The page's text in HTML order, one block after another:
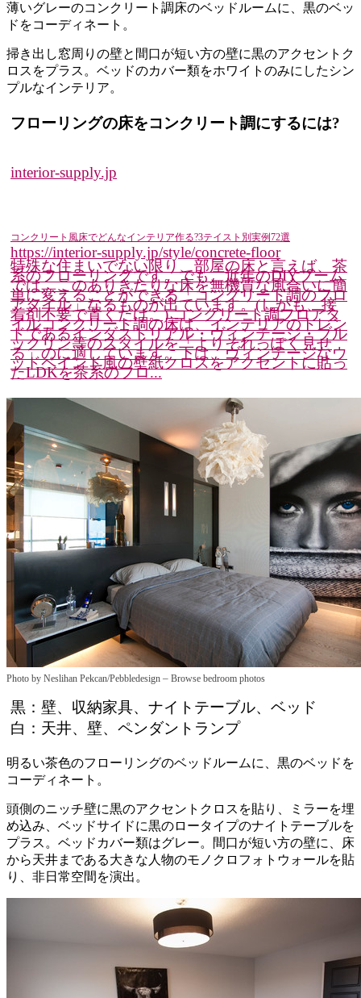
薄いグレーのコンクリート調床のベッドルームに、黒のベッ
ドをコーディネート。
掃き出し窓周りの壁と間口が短い方の壁に黒のアクセントク
ロスをプラス。ベッドのカバー類をホワイトのみにしたシン
プルなインテリア。
フローリングの床をコンクリート調にするには?
interior-supply.jp
コンクリート風床でどんなインテリア作る?3テイスト別実例72選
https://interior-supply.jp/style/concrete-floor
特殊な住まいでない限り、部屋の床と言えば、茶
系のフローリングです。でも、近年のDIYブーム
では、このありきたりな床を無機質な風合いに簡
単に変えることができる「コンクリート調のフロ
アタイル」なるものが出ています。(しかも、接
着剤不要で置くだけ。) コンクリート調フロアタ
イルコンクリート調の床は、インテリアのトレン
ドであるインダストリアル・ヴィンテージ・ブル
ックリン等のスタイルを「よりそれっぽく見せ
る」のに適しています。下は、ヴィンテージなウ
ッドペイント風の壁紙クロスをアクセントに貼っ
たLDKを茶系のフロ...
Photo by Neslihan Pekcan/Pebbledesign – Browse bedroom photos
黒：壁、収納家具、ナイトテーブル、ベッド
白：天井、壁、ペンダントランプ
明るい茶色のフローリングのベッドルームに、黒のベッドを
コーディネート。
頭側のニッチ壁に黒のアクセントクロスを貼り、ミラーを埋
め込み、ベッドサイドに黒のロータイプのナイトテーブルを
プラス。ベッドカバー類はグレー。間口が短い方の壁に、床
から天井まである大きな人物のモノクロフォトウォールを貼
り、非日常空間を演出。